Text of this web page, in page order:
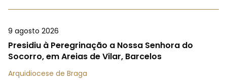
9 agosto 2026
Presidiu à Peregrinação a Nossa Senhora do
Socorro, em Areias de Vilar, Barcelos
Arquidiocese de Braga